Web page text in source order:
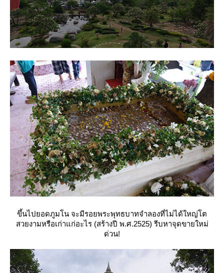
ขึ้นไปยอดภูมโน จะมีรอยพระพุทธบาทจำลองที่ไม่ได้ใหญ่โต
สวยงามหรือเก่าแก่อะไร (สร้างปี พ.ศ.2525) รีบหาจุดขายใหม่
ด่วน!